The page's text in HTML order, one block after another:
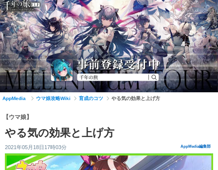
AppMedia ウマ娘攻略Wiki 育成のコツ やる気の効果と上げ方
【ウマ娘】
やる気の効果と上げ方
2021年05月18日17時03分 AppMedia編集部